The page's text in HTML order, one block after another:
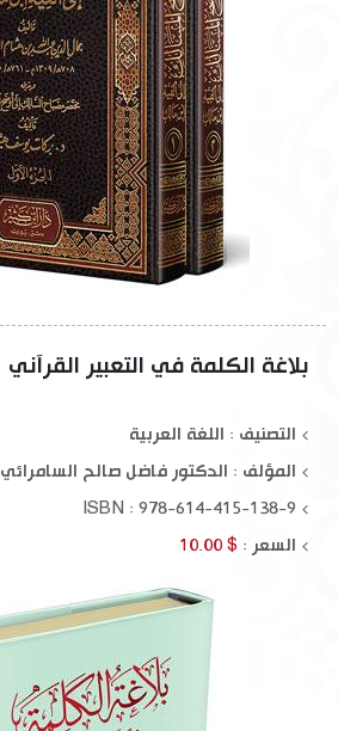
بلاغة الكلمة في التعبير القرآني
التصنيف : اللغة العربية
المؤلف : الدكتور فاضل صالح السامرائي
ISBN : 978-614-415-138-9
السعر : $ 10.00